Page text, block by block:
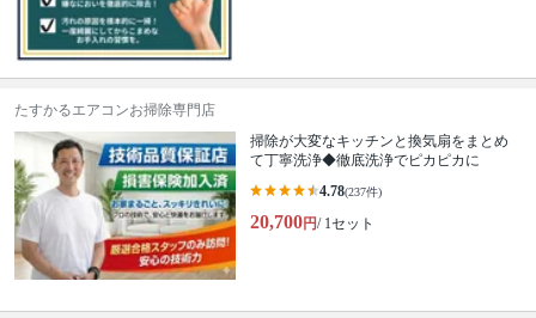
たすかるエアコンお掃除専門店
掃除が大変なキッチンと換気扇をまとめ
て丁寧洗浄◆徹底洗浄でピカピカに
4.78(237件)
20,700円/ 1セット